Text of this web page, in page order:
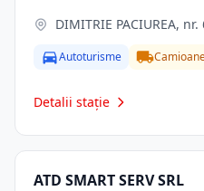
DIMITRIE PACIUREA,
Autoturisme
Detalii stație
ATD SMART SERV SRL